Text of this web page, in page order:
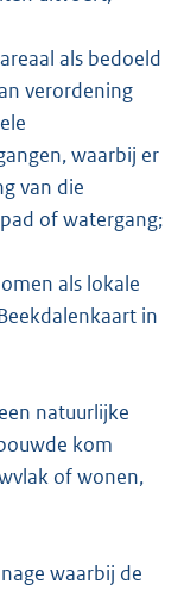
als bedoeld
verordening
waarbij er
van die
of watergang;
als lokale
in
natuurlijke
kom
of wonen,
waarbij de